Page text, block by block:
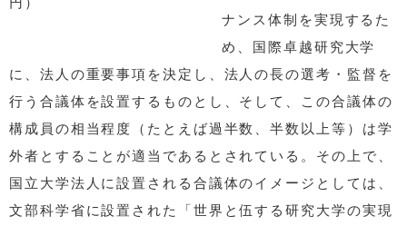
ナンス体制を実現するた
め、国際卓越研究大学
に、法人の重要事項を決定し、法人の長の選考・監督を
行う合議体を設置するものとし、そして、この合議体の
構成員の相当程度（たとえば過半数、半数以上等）は学
外者とすることが適当であるとされている。その上で、
国立大学法人に設置される合議体のイメージとしては、
文部科学省に設置された「世界と伍する研究大学の実現